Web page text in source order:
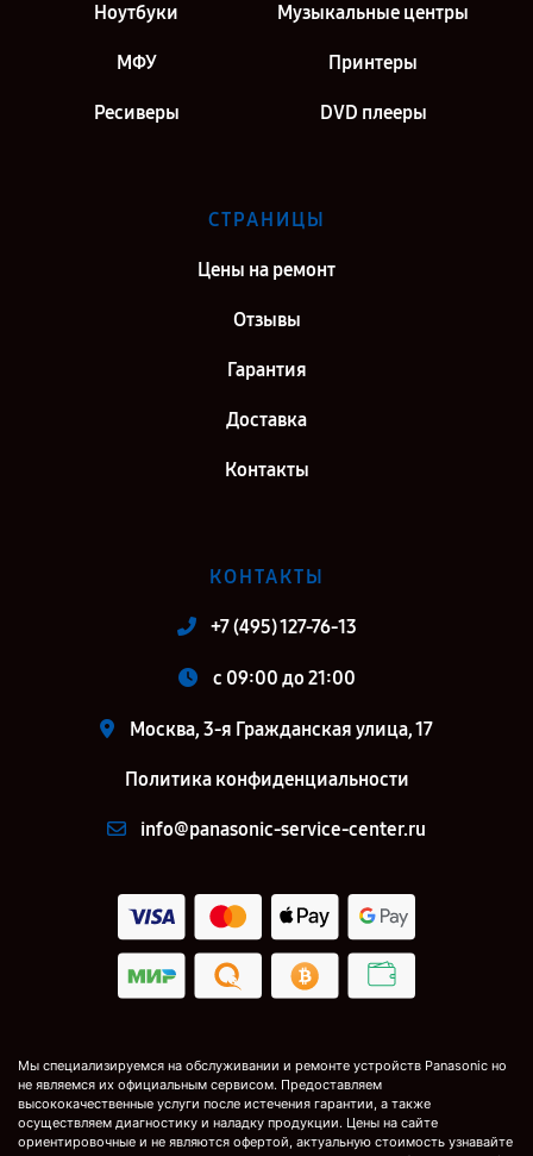
Ноутбуки Музыкальные центры
МФУ Принтеры
Ресиверы DVD плееры
СТРАНИЦЫ
Цены на ремонт
Отзывы
Гарантия
Доставка
Контакты
КОНТАКТЫ
+7 (495) 127-76-13
c 09:00 до 21:00
Москва, 3-я Гражданская улица, 17
Политика конфиденциальности
info@panasonic-service-center.ru
Мы специализируемся на обслуживании и ремонте устройств Panasonic но
не являемся их официальным сервисом. Предоставляем
высококачественные услуги после истечения гарантии, а также
осуществляем диагностику и наладку продукции. Цены на сайте
ориентировочные и не являются офертой, актуальную стоимость узнавайте